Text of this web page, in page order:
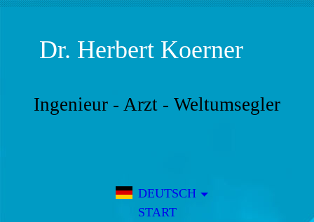
Dr. Herbert Koerner
Ingenieur - Arzt - Weltumsegler
DEUTSCH
START